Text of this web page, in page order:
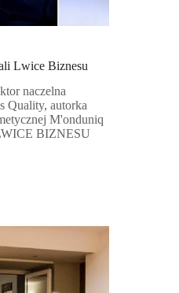
Lwice Biznesu
naczelna
Quality, autorka
M'onduniq
BIZNESU